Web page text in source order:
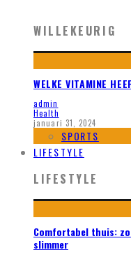
WILLEKEURIG
WELKE VITAMINE
admin
Health
januari 31, 2024
SPORTS
LIFESTYLE
LIFESTYLE
Comfortabel thuis:
slimmer